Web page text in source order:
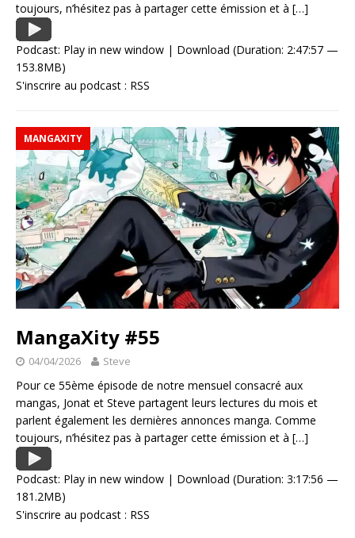
toujours, n’hésitez pas à partager cette émission et à […]
Podcast: Play in new window | Download (Duration: 2:47:57 —
153.8MB)
S'inscrire au podcast : RSS
MANGAXITY
MangaXity #55
04/04/2026 Steve
Pour ce 55ème épisode de notre mensuel consacré aux
mangas, Jonat et Steve partagent leurs lectures du mois et
parlent également les dernières annonces manga. Comme
toujours, n’hésitez pas à partager cette émission et à […]
Podcast: Play in new window | Download (Duration: 3:17:56 —
181.2MB)
S'inscrire au podcast : RSS